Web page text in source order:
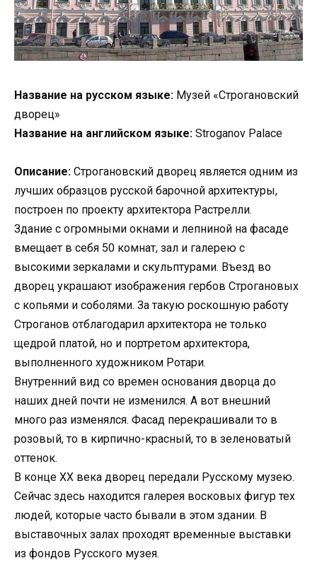
Название на русском языке: Музей «Строгановский
дворец»
Название на английском языке: Stroganov Palace
Описание: Строгановский дворец является одним из
лучших образцов русской барочной архитектуры,
построен по проекту архитектора Растрелли.
Здание с огромными окнами и лепниной на фасаде
вмещает в себя 50 комнат, зал и галерею с
высокими зеркалами и скульптурами. Въезд во
дворец украшают изображения гербов Строгановых
с копьями и соболями. За такую роскошную работу
Строганов отблагодарил архитектора не только
щедрой платой, но и портретом архитектора,
выполненного художником Ротари.
Внутренний вид со времен основания дворца до
наших дней почти не изменился. А вот внешний
много раз изменялся. Фасад перекрашивали то в
розовый, то в кирпично-красный, то в зеленоватый
оттенок.
В конце ХХ века дворец передали Русскому музею.
Сейчас здесь находится галерея восковых фигур тех
людей, которые часто бывали в этом здании. В
выставочных залах проходят временные выставки
из фондов Русского музея.